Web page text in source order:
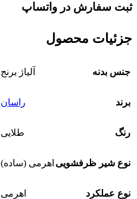
ثبت سفارش در واتساپ
جزئیات محصول
جنس بدنه آلیاژ برنج
برند راسان
رنگ طلایی
نوع شیر ظرفشویی اهرمی (ساده)
نوع عملکرد اهرمی